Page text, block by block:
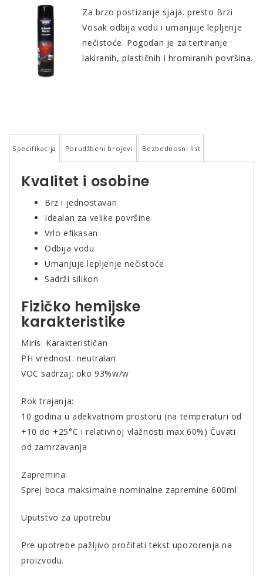
Za brzo postizanje sjaja. presto Brzi
Vosak odbija vodu i umanjuje lepljenje
nečistoće. Pogodan je za tertiranje
lakiranih, plastičnih i hromiranih površina.
Specifikacija Porudžbeni brojevi Bezbednosni list
Kvalitet i osobine
Brz i jednostavan
Idealan za velike površine
Vrlo efikasan
Odbija vodu
Umanjuje lepljenje nečistoće
Sadrži silikon
Fizičko hemijske
karakteristike
Miris: Karakterističan
PH vrednost: neutralan
VOC sadrzaj: oko 93%w/w
Rok trajanja:
10 godina u adekvatnom prostoru (na temperaturi od
+10 do +25°C i relativnoj vlažnosti max 60%) Čuvati
od zamrzavanja
Zapremina:
Sprej boca maksimalne nominalne zapremine 600ml
Uputstvo za upotrebu
Pre upotrebe pažljivo pročitati tekst upozorenja na
proizvodu.